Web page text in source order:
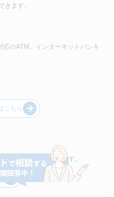
きます。
のATM、インターネットバンキ
こちら
らダウンロード可能です。